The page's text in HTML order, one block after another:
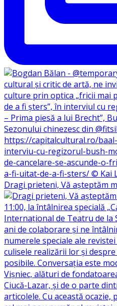
Dragi prieteni, Vă așteptăm